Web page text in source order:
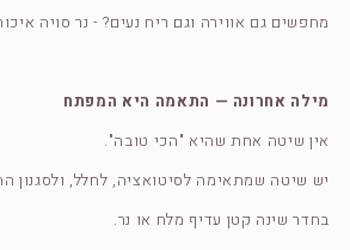
מחפשים גם אווירה וגם ריח נעים? - נר סויה
מילה אחרונה — התאמה היא המפתח
אין שיטה אחת שהיא "הכי טובה".
יש שיטה שמתאימה לסיטואציה, לחלל, ולסגנון
בחדר שינה קטן עדיף מלח או נר.